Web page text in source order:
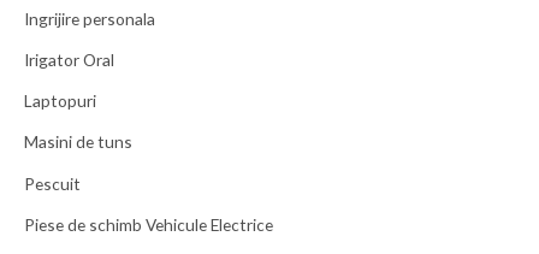
Ingrijire personala
Irigator Oral
Laptopuri
Masini de tuns
Pescuit
Piese de schimb Vehicule Electrice